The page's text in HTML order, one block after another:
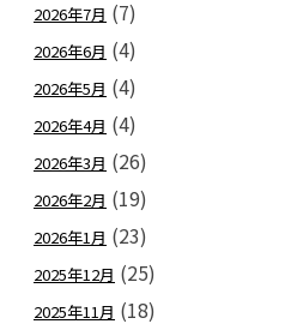
2026年7月 (7)
2026年6月 (4)
2026年5月 (4)
2026年4月 (4)
2026年3月 (26)
2026年2月 (19)
2026年1月 (23)
2025年12月 (25)
2025年11月 (18)